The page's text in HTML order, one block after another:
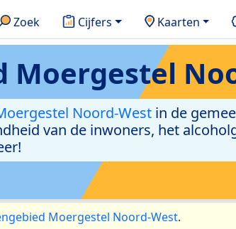
Zoek Cijfers Kaarten
Noord-Westin de
van de inwoners, het
Moergestel Noord-West.